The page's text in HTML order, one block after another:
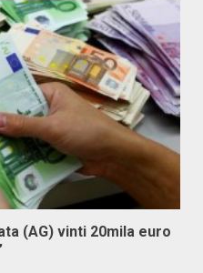
(AG) vinti 20mila euro